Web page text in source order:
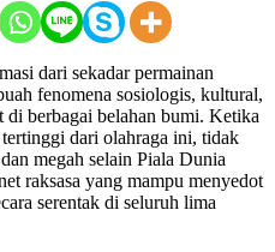
dari sekadar permainan
fenomena sosiologis, kultural,
berbagai belahan bumi. Ketika
dari olahraga ini, tidak
megah selain Piala Dunia
raksasa yang mampu menyedot
serentak di seluruh lima